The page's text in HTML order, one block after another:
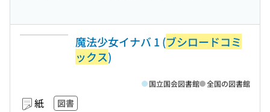
魔法少女イナバ 1 (ブシロードコミ
ックス)
紙 図書
国立国会図書館 全国の図書館